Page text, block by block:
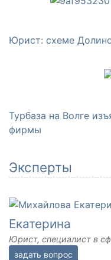
Юрист: схеме
Турбаза на Волге
фирмы
Эксперты
Екатерина
Юрист, специалист в
задать вопрос